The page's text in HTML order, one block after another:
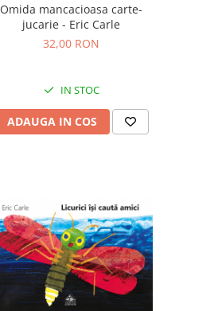
Omida mancacioasa carte-
jucarie - Eric Carle
32,00 RON
IN STOC
ADAUGA IN COS